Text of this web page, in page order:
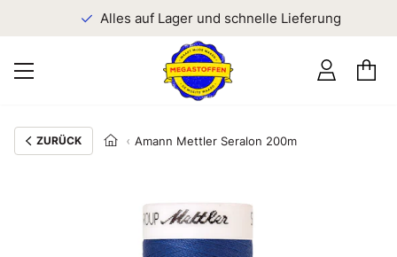
Alles auf Lager und schnelle Lieferung
ZURÜCK Amann Mettler Seralon 200m